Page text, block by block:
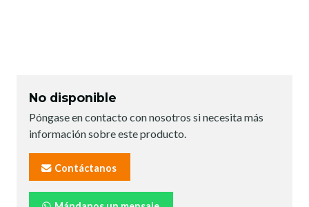
No disponible
Póngase en contacto con nosotros si necesita más
información sobre este producto.
Contáctanos